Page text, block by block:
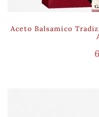
Aceto Balsamico